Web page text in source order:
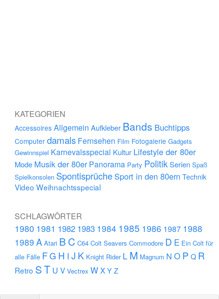
KATEGORIEN
Accessoires Allgemein Aufkleber Bands Buchtipps
Computer damals Fernsehen Film Fotogalerie Gadgets
Gewinnspiel Karnevalsspecial Kultur Lifestyle der 80er
Mode Musik der 80er Panorama Party PolitikSerien Spaß
Spielkonsolen Spontisprüche Sport in den 80ern Technik
Video Weihnachtsspecial
SCHLAGWÖRTER
1980 1981 1982 1983 1984 1985 1986 1987 1988
1989 A Atari B C C64 Colt Seavers Commodore D E Ein Colt für
alle Fälle FG H I J K Knight Rider L M Magnum N O P Q R
Retro ST U V Vectrex WXYZ